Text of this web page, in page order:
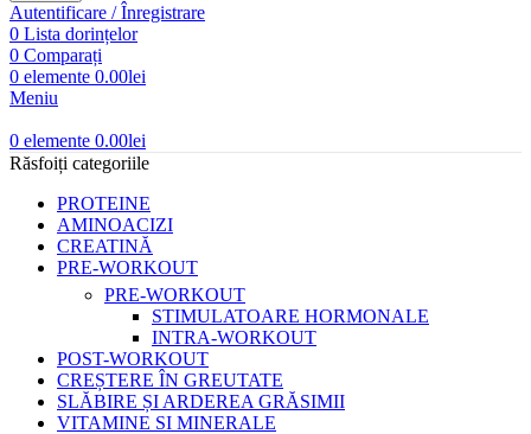
Autentificare / Înregistrare
0 Lista dorințelor
0 Comparați
0 elemente 0.00lei
Meniu
0 elemente 0.00lei
Răsfoiți categoriile
PROTEINE
AMINOACIZI
CREATINĂ
PRE-WORKOUT
PRE-WORKOUT
STIMULATOARE HORMONALE
INTRA-WORKOUT
POST-WORKOUT
CREȘTERE ÎN GREUTATE
SLĂBIRE ȘI ARDEREA GRĂSIMII
VITAMINE SI MINERALE